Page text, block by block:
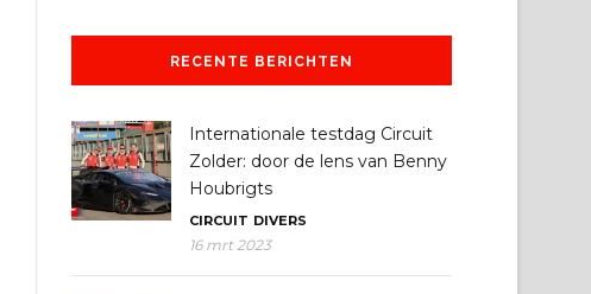
RECENTE BERICHTEN
Internationale testdag Circuit
Zolder: door de lens van Benny
Houbrigts
CIRCUIT DIVERS
16 mrt 2023